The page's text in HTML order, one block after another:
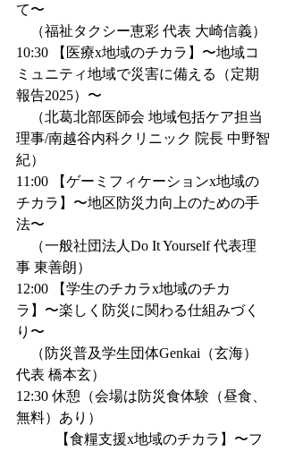
て〜
（福祉タクシー恵彩 代表 大崎信義）
10:30 【医療x地域のチカラ】〜地域コ
ミュニティ地域で災害に備える（定期
報告2025）〜
（北葛北部医師会 地域包括ケア担当
理事/南越谷内科クリニック 院長 中野智
紀）
11:00 【ゲーミフィケーションx地域の
チカラ】〜地区防災力向上のための手
法〜
（一般社団法人Do It Yourself 代表理
事 東善朗）
12:00 【学生のチカラx地域のチカ
ラ】〜楽しく防災に関わる仕組みづく
り〜
（防災普及学生団体Genkai（玄海）
代表 橋本玄）
12:30 休憩（会場は防災食体験（昼食、
無料）あり）